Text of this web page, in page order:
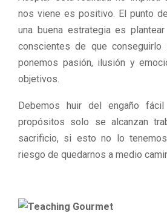
nos viene es positivo. El punto
una buena estrategia es
conscientes de que
ponemos pasión, ilusión y
objetivos.
Debemos huir del engaño
propósitos solo se alcanzan
sacrificio, si esto no lo
riesgo de quedarnos a medio